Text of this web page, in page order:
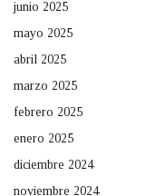
junio 2025
mayo 2025
abril 2025
marzo 2025
febrero 2025
enero 2025
diciembre 2024
noviembre 2024